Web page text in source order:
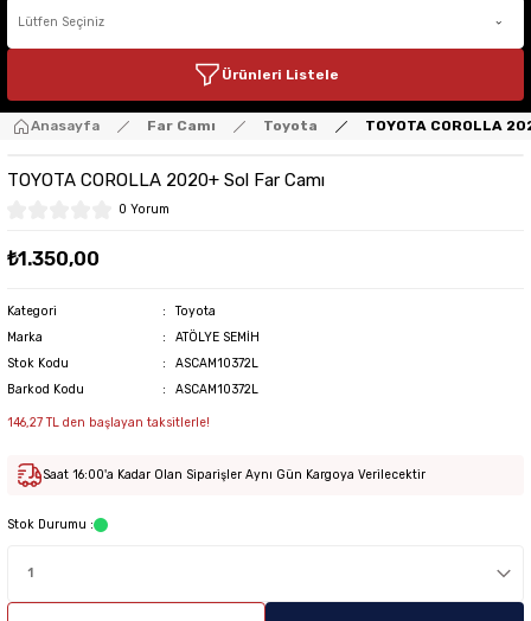
Ürünleri Listele
Anasayfa Far Camı Toyota TOYOTA COROLLA
TOYOTA COROLLA 2020+ Sol Far Camı
0 Yorum
₺1.350,00
Kategori
Toyota
Marka
ATÖLYE SEMİH
Stok Kodu
ASCAM10372L
Barkod Kodu
ASCAM10372L
146,27 TL den başlayan taksitlerle!
Saat 16:00'a Kadar Olan Siparişler Aynı Gün Kargoya Verilecektir
Stok Durumu :